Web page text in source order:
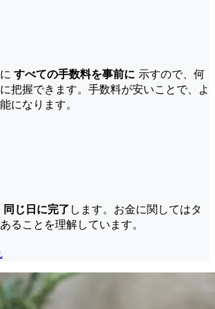
すべての手数料を事前に 示すので、何
把握できます。手数料が安いことで、よ
になります。
同じ日に完了 します。お金に関してはタ
ることを理解しています。